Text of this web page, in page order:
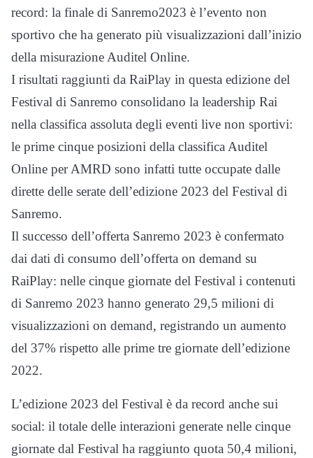
record: la finale di Sanremo2023 è l’evento non
sportivo che ha generato più visualizzazioni dall’inizio
della misurazione Auditel Online.
I risultati raggiunti da RaiPlay in questa edizione del
Festival di Sanremo consolidano la leadership Rai
nella classifica assoluta degli eventi live non sportivi:
le prime cinque posizioni della classifica Auditel
Online per AMRD sono infatti tutte occupate dalle
dirette delle serate dell’edizione 2023 del Festival di
Sanremo.
Il successo dell’offerta Sanremo 2023 è confermato
dai dati di consumo dell’offerta on demand su
RaiPlay: nelle cinque giornate del Festival i contenuti
di Sanremo 2023 hanno generato 29,5 milioni di
visualizzazioni on demand, registrando un aumento
del 37% rispetto alle prime tre giornate dell’edizione
2022.
L’edizione 2023 del Festival è da record anche sui
social: il totale delle interazioni generate nelle cinque
giornate dal Festival ha raggiunto quota 50,4 milioni,